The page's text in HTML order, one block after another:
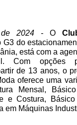
de 2024 - O
G3 do
está com a
Com opções
de 13 anos, o
oferece uma
Mensal,
e Costura,
em Máquinas